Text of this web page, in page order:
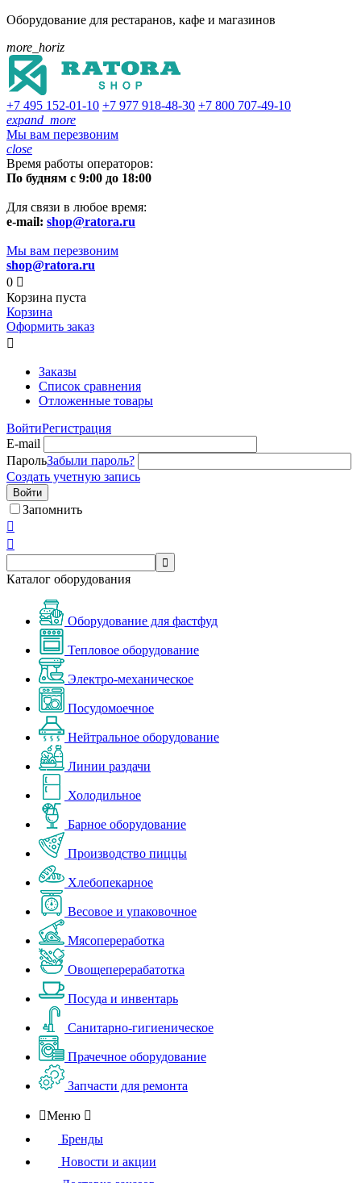
Оборудование для рестаранов, кафе и магазинов
more_horiz
+7 495 152-01-10 +7 977 918-48-30 +7 800 707-49-10
expand_more
Мы вам перезвоним
close
Время работы операторов:
По будням с 9:00 до 18:00
Для связи в любое время:
e-mail: shop@ratora.ru
Мы вам перезвоним
shop@ratora.ru
0 
Корзина пуста
Корзина
Оформить заказ

Заказы
Список сравнения
Отложенные товары
ВойтиРегистрация
E-mail
ПарольЗабыли пароль?
Создать учетную запись
Войти
Запомнить



Каталог оборудования
Оборудование для фастфуд
Тепловое оборудование
Электро-механическое
Посудомоечное
Нейтральное оборудование
Линии раздачи
Холодильное
Барное оборудование
Производство пиццы
Хлебопекарное
Весовое и упаковочное
Мясопереработка
Овощеперерабатотка
Посуда и инвентарь
Санитарно-гигиеническое
Прачечное оборудование
Запчасти для ремонта
Меню 
Бренды
Новости и акции